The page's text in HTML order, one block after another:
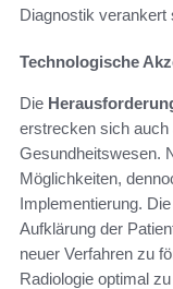
Diagnostik verankert
Technologische
Die
erstrecken sich auch
Gesundheitswesen.
Möglichkeiten,
Implementierung.
Aufklärung der
neuer Verfahren zu
Radiologie optimal